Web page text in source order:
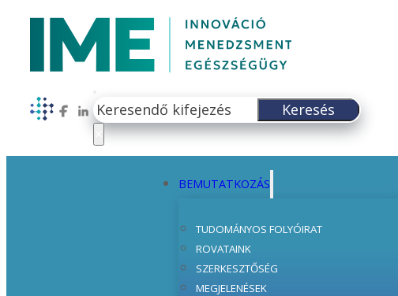
Follow us on Facebook
Follow us on LinkedIn
Keresés
Keresés
BEMUTATKOZÁS
TUDOMÁNYOS FOLYÓIRAT
ROVATAINK
SZERKESZTŐSÉG
MEGJELENÉSEK